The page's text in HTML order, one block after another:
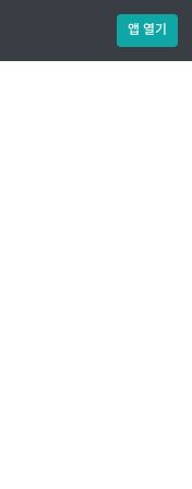
앱 열기